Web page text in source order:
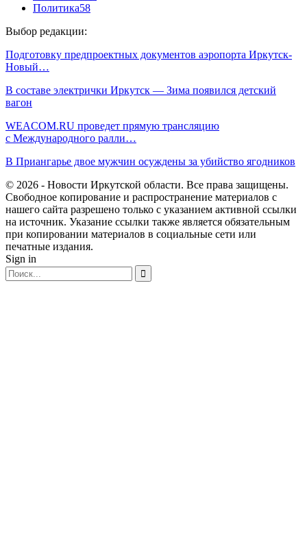
Политика58
Выбор редакции:
Подготовку предпроектных документов аэропорта Иркутск-
Новый…
В составе электрички Иркутск — Зима появился детский
вагон
WEACOM.RU проведет прямую трансляцию
с Международного ралли…
В Приангарье двое мужчин осуждены за убийство ягодников
© 2026 - Новости Иркутской области. Все права защищены.
Свободное копирование и распространение материалов с
нашего сайта разрешено только с указанием активной ссылки
на источник. Указание ссылки также является обязательным
при копировании материалов в социальные сети или
печатные издания.
Sign in